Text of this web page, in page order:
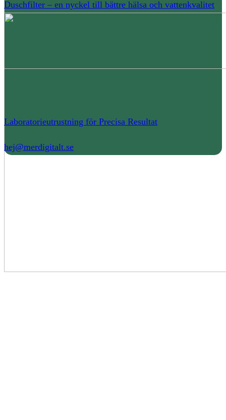
Duschfilter – en nyckel till bättre hälsa och vattenkvalitet
Laboratorieutrustning för Precisa Resultat
hej@merdigitalt.se